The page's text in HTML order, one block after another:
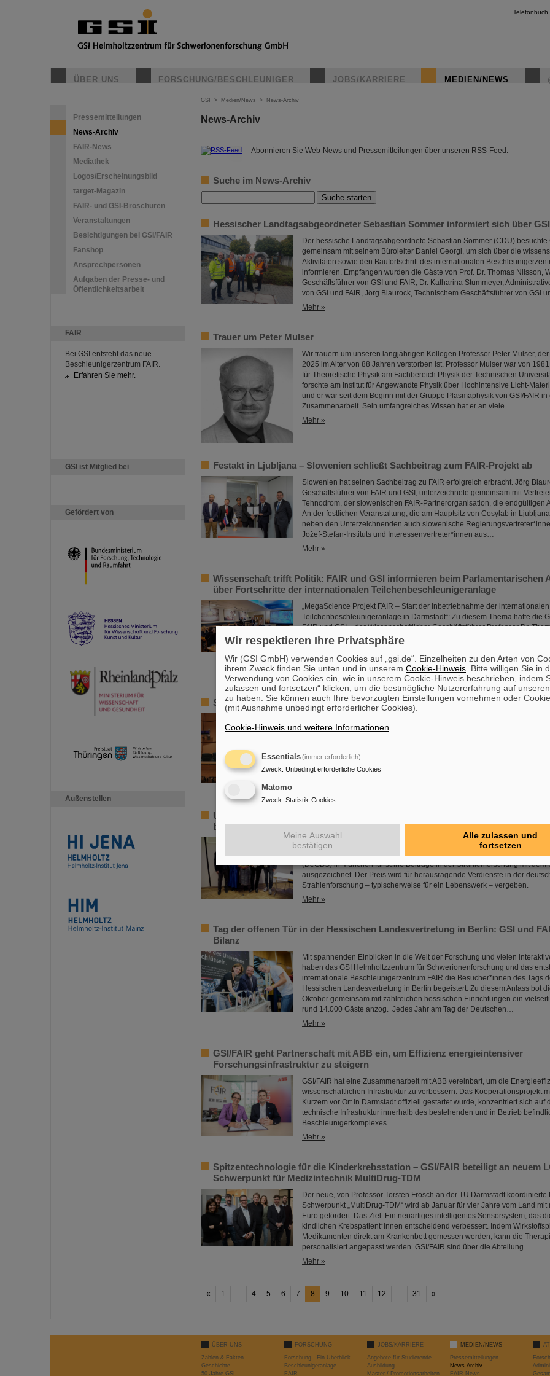
Telefonbuch
ÜBER UNS FORSCHUNG/BESCHLEUNIGER JOBS/KARRIERE MEDIEN/NEWS
Pressemitteilungen
News-Archiv
FAIR-News
Mediathek
Logos/Erscheinungsbild
target-Magazin
FAIR- und GSI-Broschüren
Veranstaltungen
Besichtigungen bei GSI/FAIR
Fanshop
Ansprechpersonen
Aufgaben der Presse- und
Öffentlichkeitsarbeit
FAIR
Bei GSI entsteht das neue
Beschleunigerzentrum FAIR.
Erfahren Sie mehr.
GSI ist Mitglied bei
Gefördert von
Außenstellen
GSI > Medien/News > News-Archiv
News-Archiv
© Abonnieren Sie Web-News und Pressemitteilungen über unseren RSS-Feed.
Suche im News-Archiv
Hessischer Landtagsabgeordneter Sebastian Sommer informiert sich über
Der hessische Landtagsabgeordnete Sebastian Sommer (CDU) besuchte
gemeinsam mit seinem Büroleiter Daniel Georgi, um sich über die
Aktivitäten sowie den Baufortschritt des internationalen
informieren. Empfangen wurden die Gäste von Prof. Dr. Thomas Nilsson,
Geschäftsführer von GSI und FAIR, Dr. Katharina Stummeyer,
von GSI und FAIR, Jörg Blaurock, Technischem Geschäftsführer von GSI
Mehr »
Trauer um Peter Mulser
Wir trauern um unseren langjährigen Kollegen Professor Peter Mulser,
2025 im Alter von 88 Jahren verstorben ist. Professor Mulser war von
für Theoretische Physik am Fachbereich Physik der Technischen
forschte am Institut für Angewandte Physik über Hochintensive Licht-
und er war seit dem Beginn mit der Gruppe Plasmaphysik von GSI/FAIR in
Zusammenarbeit. Sein umfangreiches Wissen hat er an viele…
Mehr »
Festakt in Ljubljana – Slowenien schließt Sachbeitrag zum FAIR-Projekt ab
Slowenien hat seinen Sachbeitrag zu FAIR erfolgreich erbracht. Jörg
Geschäftsführer von FAIR und GSI, unterzeichnete gemeinsam mit
Tehnodrom, der slowenischen FAIR-Partnerorganisation, die endgültigen
An der festlichen Veranstaltung, die am Hauptsitz von Cosylab in
neben den Unterzeichnenden auch slowenische
Jožef-Stefan-Instituts und Interessenvertreter*innen aus…
Mehr »
Wissenschaft trifft Politik: FAIR und GSI informieren beim Parlamentarischen
über Fortschritte der internationalen Teilchenbeschleunigeranlage
„MegaScience Projekt FAIR – Start der Inbetriebnahme der internationalen
Teilchenbeschleunigeranlage in Darmstadt“: Zu diesem Thema hatte die
FAIR und GSI – der Wissenschaftlicher Geschäftsführer Professor Dr.
Administrative Geschäftsführerin Dr. Katharina Stummeyer und der
Geschäftsführer Jörg Blaurock – zu einem Parlamentarischen Abend in
Veranstaltung stand unter der Schirmherrschaft von Dr. Michael Meister,…
Mehr »
SPARC-Promotionspreis für Dr. Guy Leckenby
Den diesjährigen SPARC-Promotionspreis erhielt Dr. Guy Leckenby für
dem Titel „Exotische Zerfallsmessungen am experimentellen Speicherring
Neutroneneinfangprozesse”. Die Preisübergabe fand im Rahmen des 22.
Themenworkshops an der Universität Ioannina in Griechenland statt, wo
Professor Reinhold Schuch von der Universität Stockholm, Sprecher der
überreicht wurde.
Ulrich-Hagen-Preis für GSI/FAIR-Wissenschaftler Michael Scholz:
biologischen Strahlenforschung ausgezeichnet
Der GSI/FAIR-Wissenschaftler Privatdozent Dr. Michael Scholz wurde im
(DeGBS) in München für seine Beiträge in der Strahlenforschung mit dem
ausgezeichnet. Der Preis wird für herausragende Verdienste in der
Strahlenforschung – typischerweise für ein Lebenswerk – vergeben.
Mehr »
Tag der offenen Tür in der Hessischen Landesvertretung in Berlin: GSI und
Bilanz
Mit spannenden Einblicken in die Welt der Forschung und vielen
haben das GSI Helmholtzzentrum für Schwerionenforschung und das
internationale Beschleunigerzentrum FAIR die Besucher*innen des Tags
Hessischen Landesvertretung in Berlin begeistert. Zu diesem Anlass bot
Oktober gemeinsam mit zahlreichen hessischen Einrichtungen ein
rund 14.000 Gäste anzog. Jedes Jahr am Tag der Deutschen…
Mehr »
GSI/FAIR geht Partnerschaft mit ABB ein, um Effizienz energieintensiver
Forschungsinfrastruktur zu steigern
GSI/FAIR hat eine Zusammenarbeit mit ABB vereinbart, um die
wissenschaftlichen Infrastruktur zu verbessern. Das Kooperationsprojekt
Kurzem vor Ort in Darmstadt offiziell gestartet wurde, konzentriert sich auf
technische Infrastruktur innerhalb des bestehenden und in Betrieb
Beschleunigerkomplexes.
Mehr »
Spitzentechnologie für die Kinderkrebsstation – GSI/FAIR beteiligt an neuem
Schwerpunkt für Medizintechnik MultiDrug-TDM
Der neue, von Professor Torsten Frosch an der TU Darmstadt koordinierte
Schwerpunkt „MultiDrug-TDM“ wird ab Januar für vier Jahre vom Land
Euro gefördert. Das Ziel: Ein neuartiges intelligentes Sensorsystem, das
kindlichen Krebspatient*innen entscheidend verbessert. Indem
Medikamenten direkt am Krankenbett gemessen werden, kann die
personalisiert angepasst werden. GSI/FAIR sind über die Abteilung…
Mehr »
« 1 ... 4 5 6 7 8 9 10 11 12 ... 31 »
ÜBER UNS
Zahlen & Fakten
Geschichte
50 Jahre GSI
FORSCHUNG
Forschung - Ein Überblick
Beschleunigeranlage
FAIR
JOBS/KARRIERE
Angebote für Studierende
Ausbildung
Master / Promotionsarbeiten
MEDIEN/NEWS
Pressemitteilungen
News-Archiv
FAIR-News
Wir respektieren Ihre Privatsphäre
Wir (GSI GmbH) verwenden Cookies auf „gsi.de“. Einzelheiten zu den Arten von
ihrem Zweck finden Sie unten und in unserem Cookie-Hinweis . Bitte willigen Sie in
Verwendung von Cookies ein, wie in unserem Cookie-Hinweis beschrieben, indem
zulassen und fortsetzen“ klicken, um die bestmögliche Nutzererfahrung auf
zu haben. Sie können auch Ihre bevorzugten Einstellungen vornehmen oder
(mit Ausnahme unbedingt erforderlicher Cookies).
Cookie-Hinweis und weitere Informationen
Essentials(immer erforderlich)
Zweck: Unbedingt erforderliche Cookies
Matomo
Zweck: Statistik-Cookies
Meine Auswahl
bestätigen
Alle zulassen und
fortsetzen